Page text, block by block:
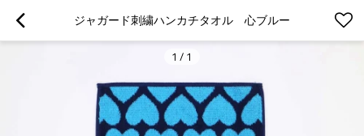
ジャガード刺繍ハンカチタオル　心ブルー
1 / 1